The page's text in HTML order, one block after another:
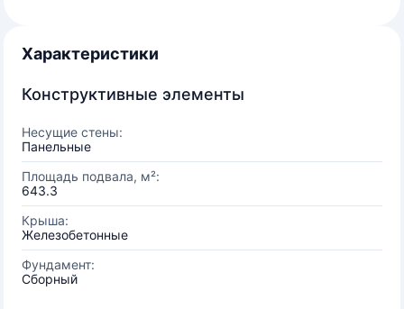
Характеристики
Конструктивные элементы
Несущие стены:
Панельные
Площадь подвала, м²:
643.3
Крыша:
Железобетонные
Фундамент:
Сборный